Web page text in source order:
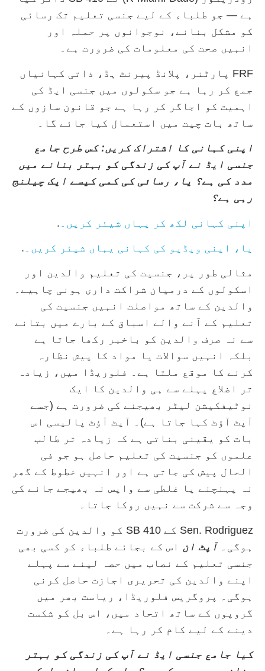
ہے — جو طلباء کے لیے جنسی تعلیم تک رسائی
کو مشکل بنانے، نوجوانوں پر حملہ اور
انہیں صحت کی معلومات کی ضرورت ہے۔
FRF پارٹنر، پلانڈ پیرنٹ ہڈ، ذاتی کہانیاں
جمع کر رہا ہے جو سکولوں میں جنسی ایڈ کی
اہمیت کو اجاگر کر رہا ہے جو قانون سازوں کے
ساتھ بات چیت میں استعمال کیا جائے گا۔
اپنی کہانی کا اشتراک کریں: کس طرح جامع
جنسی ایڈ نے آپ کی زندگی کو بہتر بنانے میں
مدد کی ہے؟ یا، رسائی کی کمی کیسے ایک چیلنج
رہی ہے؟
اپنی کہانی لکھ کر یہاں شیئر کریں۔ .
یا، اپنی ویڈیو کی کہانی یہاں شیئر کریں۔ .
مثالی طور پر، جنسیت کی تعلیم والدین اور
اسکولوں کے درمیان شراکت داری ہونی چاہیے۔
والدین کے ساتھ مواصلت انہیں جنسیت کی
تعلیم کے آنے والے اسباق کے بارے میں بتانے
سے نہ صرف والدین کو باخبر رکھا جاتا ہے
بلکہ انہیں سوالات یا مواد کا پیش نظارہ
کرنے کا موقع ملتا ہے۔ فلوریڈا میں، زیادہ
تر اضلاع پہلے سے ہی والدین کا ایک
نوٹیفکیشن لیٹر بھیجنے کی ضرورت ہے (جسے
آپٹ آؤٹ کہا جاتا ہے)۔ آپٹ آؤٹ پالیسی اس
بات کو یقینی بناتی ہے کہ زیادہ تر طالب
علموں کو جنسیت کی تعلیم حاصل ہو جو فی
الحال پیش کی جاتی ہے اور انہیں خطوط کے گھر
نہ پہنچنے یا غلطی سے واپس نہ بھیجے جانے کی
وجہ سے شرکت سے نہیں روکا جاتا۔
Sen. Rodriguez کے SB 410 کو والدین کی ضرورت
ہوگی۔آپٹ ان اس کے بجائے طلباء کو کسی بھی
جنسی تعلیم کے نصاب میں حصہ لینے سے پہلے
اپنے والدین کی تحریری اجازت حاصل کرنی
ہوگی۔ پروگریس فلوریڈا، ریاست بھر میں
گروپوں کے ساتھ اتحاد میں، اس بل کو شکست
دینے کے لیے کام کر رہا ہے۔
کیا جامع جنسی ایڈ نے آپ کی زندگی کو بہتر